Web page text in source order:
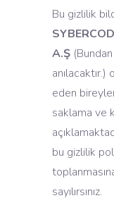
Bu gizlilik
A.Ş
eden
saklama ve
bu gizlilik
sayılırsınız.